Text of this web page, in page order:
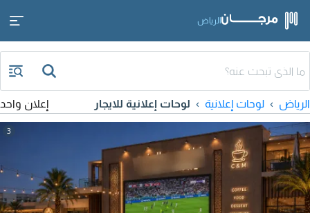
الرياض
الرياض لوحات إعلانية لوحات إعلانية للايجار إعلان واحد
3